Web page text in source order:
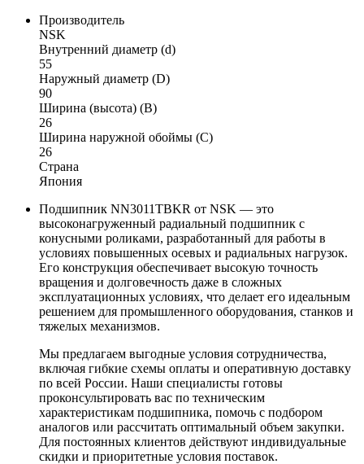
Производитель
NSK
Внутренний диаметр (d)
55
Наружный диаметр (D)
90
Ширина (высота) (B)
26
Ширина наружной обоймы (C)
26
Страна
Япония
Подшипник NN3011TBKR от NSK — это
высоконагруженный радиальный подшипник с
конусными роликами, разработанный для работы в
условиях повышенных осевых и радиальных нагрузок.
Его конструкция обеспечивает высокую точность
вращения и долговечность даже в сложных
эксплуатационных условиях, что делает его идеальным
решением для промышленного оборудования, станков и
тяжелых механизмов.
Мы предлагаем выгодные условия сотрудничества,
включая гибкие схемы оплаты и оперативную доставку
по всей России. Наши специалисты готовы
проконсультировать вас по техническим
характеристикам подшипника, помочь с подбором
аналогов или рассчитать оптимальный объем закупки.
Для постоянных клиентов действуют индивидуальные
скидки и приоритетные условия поставок.